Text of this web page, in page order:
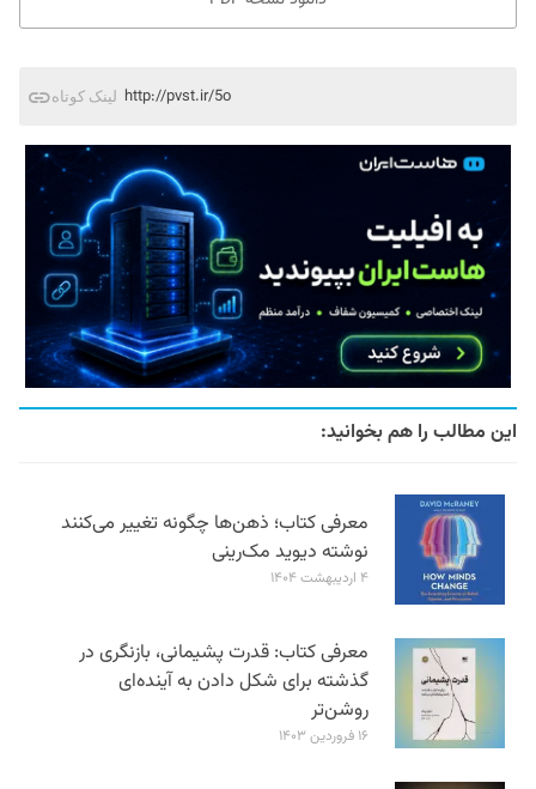
لینک کوتاه http://pvst.ir/5o
این مطالب را هم بخوانید:
معرفی کتاب؛ ذهن‌ها چگونه تغییر می‌کنند
نوشته دیوید مک‌رینی
۴ اردیبهشت ۱۴۰۴
معرفی کتاب: قدرت پشیمانی، بازنگری در
گذشته برای شکل دادن به آینده‌ای
روشن‌تر
۱۶ فروردین ۱۴۰۳